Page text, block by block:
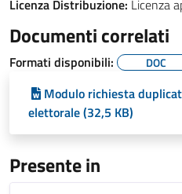
Licenza Distribuzione: Licenza
Documenti correlati
Formati disponibili: DOC
Modulo richiesta
elettorale (32,5 KB)
Presente in